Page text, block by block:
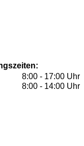
8:00 - 17:00 Uhr
8:00 - 14:00 Uhr